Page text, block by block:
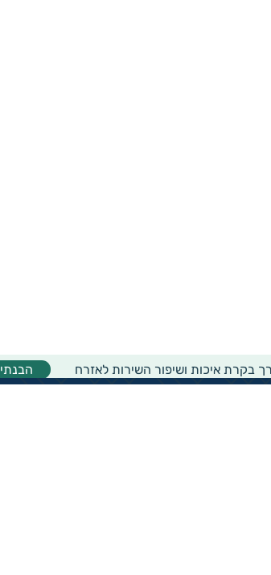
בקרת איכות ושיפור השירות לאזרח הבנתי